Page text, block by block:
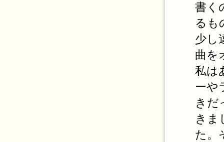
書く
るも
少し
曲を
私は
ーや
きだ
きま
た。